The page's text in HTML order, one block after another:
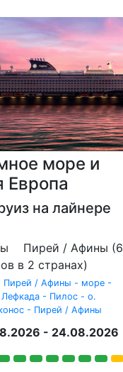
море и
Европа
на лайнере
Пирей / Афины (6
в 2 странах)
Пирей / Афины - море -
- Пилос - о.
- Пирей / Афины
- 24.08.2026